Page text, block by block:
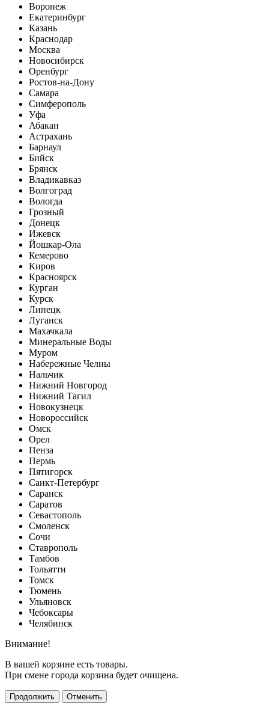
Воронеж
Екатеринбург
Казань
Краснодар
Москва
Новосибирск
Оренбург
Ростов-на-Дону
Самара
Симферополь
Уфа
Абакан
Астрахань
Барнаул
Бийск
Брянск
Владикавказ
Волгоград
Вологда
Грозный
Донецк
Ижевск
Йошкар-Ола
Кемерово
Киров
Красноярск
Курган
Курск
Липецк
Луганск
Махачкала
Минеральные Воды
Муром
Набережные Челны
Нальчик
Нижний Новгород
Нижний Тагил
Новокузнецк
Новороссийск
Омск
Орел
Пенза
Пермь
Пятигорск
Санкт-Петербург
Саранск
Саратов
Севастополь
Смоленск
Сочи
Ставрополь
Тамбов
Тольятти
Томск
Тюмень
Ульяновск
Чебоксары
Челябинск
Внимание!
В вашей корзине есть товары.
При смене города корзина будет очищена.
Продолжить Отменить